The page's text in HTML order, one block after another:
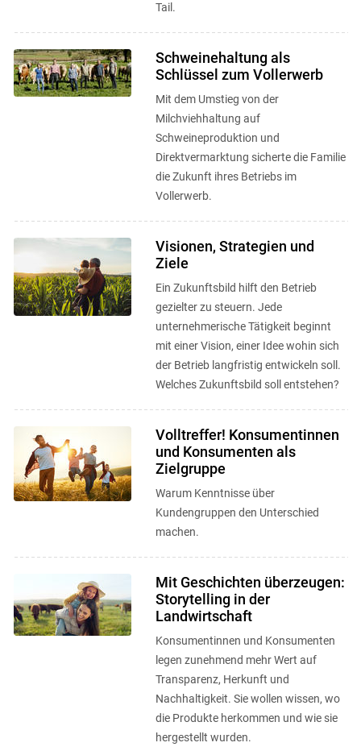
Tail.
Schweinehaltung als
Schlüssel zum Vollerwerb
Mit dem Umstieg von der
Milchviehhaltung auf
Schweineproduktion und
Direktvermarktung sicherte die Familie
die Zukunft ihres Betriebs im
Vollerwerb.
Visionen, Strategien und
Ziele
Ein Zukunftsbild hilft den Betrieb
gezielter zu steuern. Jede
unternehmerische Tätigkeit beginnt
mit einer Vision, einer Idee wohin sich
der Betrieb langfristig entwickeln soll.
Welches Zukunftsbild soll entstehen?
Volltreffer! Konsumentinnen
und Konsumenten als
Zielgruppe
Warum Kenntnisse über
Kundengruppen den Unterschied
machen.
Mit Geschichten überzeugen:
Storytelling in der
Landwirtschaft
Konsumentinnen und Konsumenten
legen zunehmend mehr Wert auf
Transparenz, Herkunft und
Nachhaltigkeit. Sie wollen wissen, wo
die Produkte herkommen und wie sie
hergestellt wurden.